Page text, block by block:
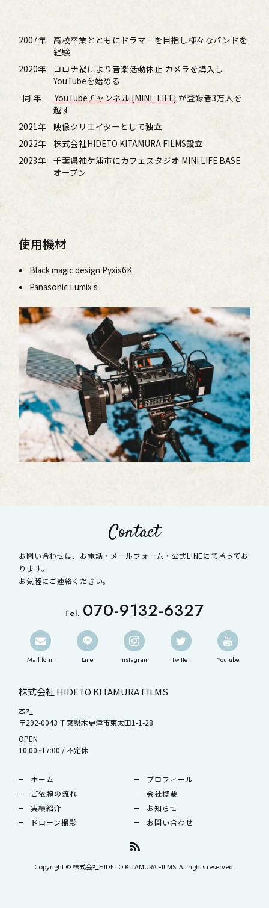
2007年
高校卒業とともにドラマーを目指し様々なバンドを
経験
2020年
コロナ禍により音楽活動休止 カメラを購入し
YouTubeを始める
同 年
YouTubeチャンネル [MINI_LIFE] が登録者3万人を
越す
2021年
映像クリエイターとして独立
2022年
株式会社HIDETO KITAMURA FILMS設立
2023年
千葉県袖ケ浦市にカフェスタジオ MINI LIFE BASE
オープン
使用機材
Black magic design Pyxis6K
Panasonic Lumix s
Contact
お問い合わせは、お電話・メールフォーム・公式LINEにて承ってお
ります。
お気軽にご連絡ください。
Tel. 070-9132-6327
Mail form Line Instagram Twitter Youtube
株式会社 HIDETO KITAMURA FILMS
本社
〒292-0043 千葉県木更津市東太田1-1-28
OPEN
10:00~17:00 / 不定休
ホーム
ご依頼の流れ
実績紹介
ドローン撮影
プロフィール
会社概要
お知らせ
お問い合わせ
Copyright © 株式会社HIDETO KITAMURA FILMS. All rights reserved.